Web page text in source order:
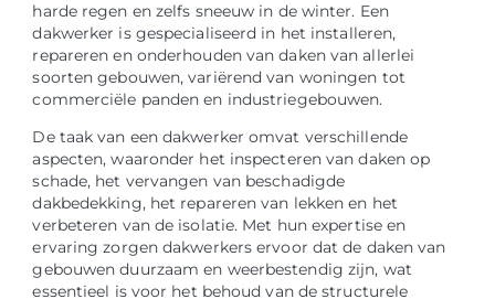
harde regen en zelfs sneeuw in de winter. Een
dakwerker is gespecialiseerd in het installeren,
repareren en onderhouden van daken van allerlei
soorten gebouwen, variërend van woningen tot
commerciële panden en industriegebouwen.
De taak van een dakwerker omvat verschillende
aspecten, waaronder het inspecteren van daken op
schade, het vervangen van beschadigde
dakbedekking, het repareren van lekken en het
verbeteren van de isolatie. Met hun expertise en
ervaring zorgen dakwerkers ervoor dat de daken van
gebouwen duurzaam en weerbestendig zijn, wat
essentieel is voor het behoud van de structurele